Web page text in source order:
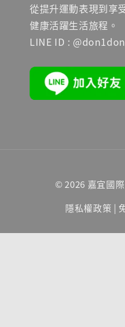
從提升運動表現到享
健康活躍生活旅程。
LINE ID :
© 2026 嘉宜國
隱私權政策 |